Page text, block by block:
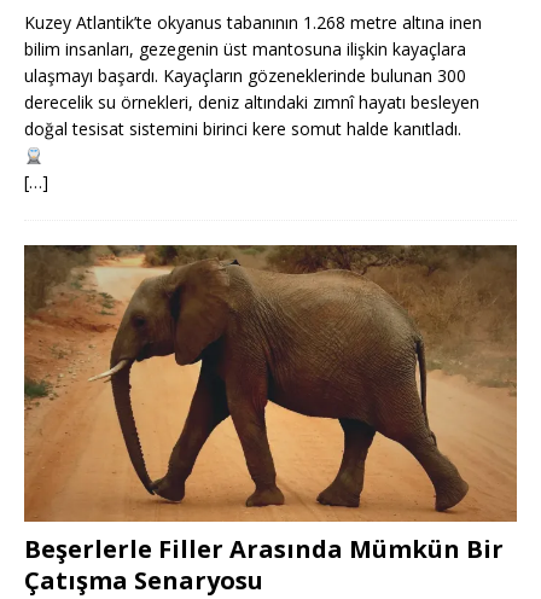
Kuzey Atlantik’te okyanus tabanının 1.268 metre altına inen
bilim insanları, gezegenin üst mantosuna ilişkin kayaçlara
ulaşmayı başardı. Kayaçların gözeneklerinde bulunan 300
derecelik su örnekleri, deniz altındaki zımnî hayatı besleyen
doğal tesisat sistemini birinci kere somut halde kanıtladı.
[…]
Beşerlerle Filler Arasında Mümkün Bir
Çatışma Senaryosu